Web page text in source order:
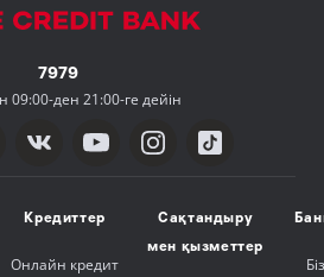
7979
09:00-ден 21:00-ге дейін
Кредиттер
Онлайн кредит
Сақтандыру
мен қызметтер